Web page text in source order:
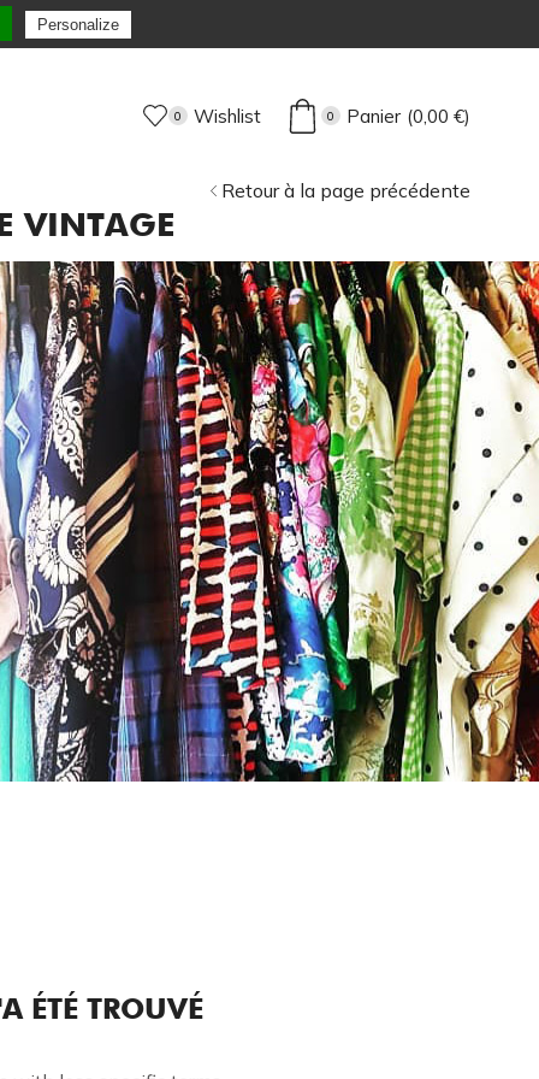
sous 72H Max !
0 Wishlist 0 Panier (0,00 €)
VINTAGE
Retour à la page précédente
ÉTÉ TROUVÉ
Personalize